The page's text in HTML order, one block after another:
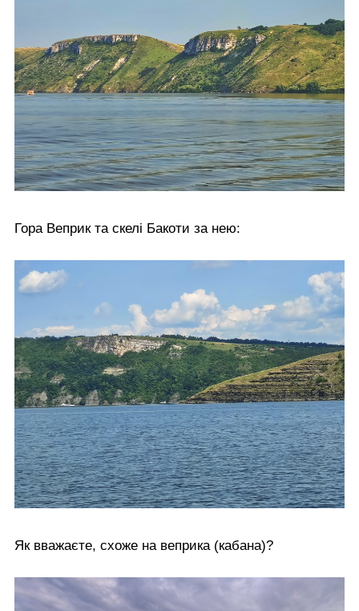
Гора Веприк та скелі Бакоти за нею:
Як вважаєте, схоже на веприка (кабана)?